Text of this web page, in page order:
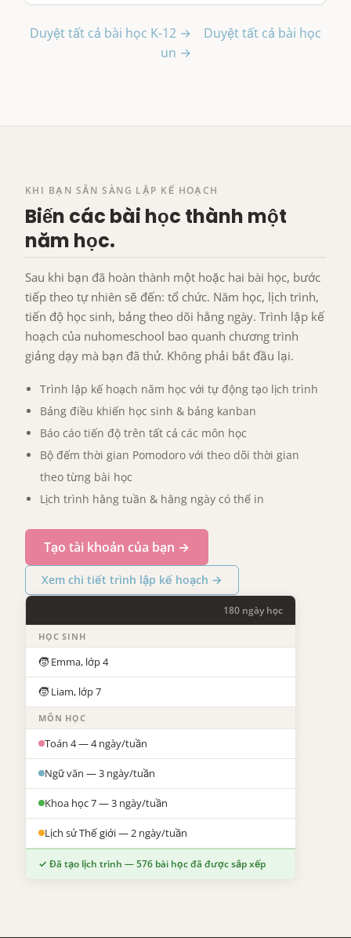
Duyệt tất cả bài học K-12 →
Duyệt tất cả bài học
un →
KHI BẠN SẴN SÀNG LẬP KẾ HOẠCH
Biến các bài học thành một
năm học.
Sau khi bạn đã hoàn thành một hoặc hai bài học, bước
tiếp theo tự nhiên sẽ đến: tổ chức. Năm học, lịch trình,
tiến độ học sinh, bảng theo dõi hằng ngày. Trình lập kế
hoạch của nuhomeschool bao quanh chương trình
giảng dạy mà bạn đã thử. Không phải bắt đầu lại.
Trình lập kế hoạch năm học với tự động tạo lịch trình
Bảng điều khiển học sinh & bảng kanban
Báo cáo tiến độ trên tất cả các môn học
Bộ đếm thời gian Pomodoro với theo dõi thời gian
theo từng bài học
Lịch trình hằng tuần & hằng ngày có thể in
Tạo tài khoản của bạn →
Xem chi tiết trình lập kế hoạch →
180 ngày học
HỌC SINH
🧒 Emma, lớp 4
🧒 Liam, lớp 7
MÔN HỌC
Toán 4 — 4 ngày/tuần
Ngữ văn — 3 ngày/tuần
Khoa học 7 — 3 ngày/tuần
Lịch sử Thế giới — 2 ngày/tuần
✓ Đã tạo lịch trình — 576 bài học đã được sắp xếp